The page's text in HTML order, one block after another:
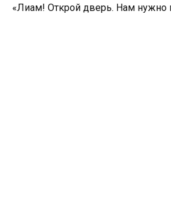
«Лиам! Открой дверь. Нам нужно